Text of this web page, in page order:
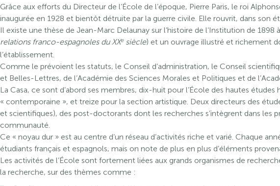
Grâce aux efforts du Directeur de l’École de l’époque, Pierre Paris, le roi
inaugurée en 1928 et bientôt détruite par la guerre civile. Elle rouvrit, dans son
Il existe une thèse de Jean-Marc Delaunay sur l’histoire de l’Institution de 1898
relations franco-espagnoles du XXesiècle) et un ouvrage illustré et richement
l’établissement.
Comme le prévoient les statuts, le Conseil d’administration, le Conseil
et Belles-Lettres, de l’Académie des Sciences Morales et Politiques et de
La Casa, ce sont d’abord ses membres, dix-huit pour l’École des hautes
« contemporaine », et treize pour la section artistique. Deux directeurs des
et scientifiques), des post-doctorants dont les recherches s’intègrent dans
communauté.
Ce « noyau dur » est au centre d’un réseau d’activités riche et varié. Chaque
étudiants français et espagnols, mais on note de plus en plus d’éléments
Les activités de l’École sont fortement liées aux grands organismes de
la recherche, sur des thèmes comme :